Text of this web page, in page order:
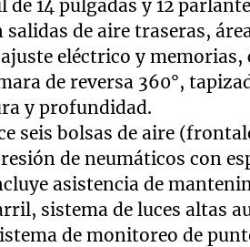
de 14 pulgadas y 12
de aire traseras,
eléctrico y
de reversa 360°,
y profundidad.
seis bolsas de aire
de neumáticos con
asistencia de
sistema de luces altas
de monitoreo de